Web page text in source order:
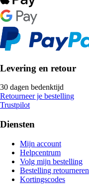
Levering en retour
30 dagen bedenktijd
Retourneer je bestelling
Trustpilot
Diensten
Mijn account
Helpcentrum
Volg mijn bestelling
Bestelling retourneren
Kortingscodes